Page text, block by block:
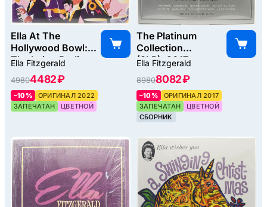
Ella At The
Hollywood Bowl:
The Irving Berlin
Songbook, 2022
Ella Fitzgerald
49804482 ₽
–10%
ОРИГИНАЛ 2022
ЗАПЕЧАТАН
ЦВЕТНОЙ
The Platinum
Collection
(3LP), 2017
Ella Fitzgerald
89808082 ₽
–10%
ОРИГИНАЛ 2017
ЗАПЕЧАТАН
ЦВЕТНОЙ
СБОРНИК